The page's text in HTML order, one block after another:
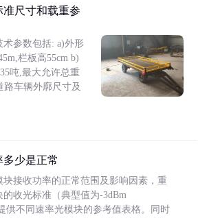
准尺寸和载重参
术参数包括: a)外形
栏板高55cm b)
吨,最大允许总重
路车辆外廓尺寸及
少是正常
块接收功率的正常范围及影响因素，重
的收光标准（典型值为-3dBm
供不同速率光模块的参考值表格。同时